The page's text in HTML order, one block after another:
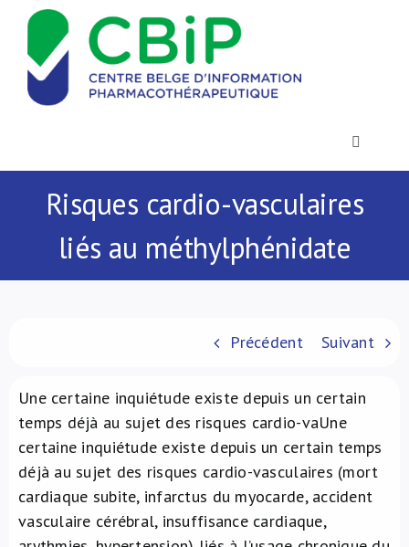
Passer
contenu
Toggle
Actualités
Publications
À propos de nous
NL
Risques cardio-vasculaires
liés au méthylphénidate
Précédent Suivant
Une certaine inquiétude existe depuis un certain
temps déjà au sujet des risques cardio-vaUne
certaine inquiétude existe depuis un certain temps
déjà au sujet des risques cardio-vasculaires (mort
cardiaque subite, infarctus du myocarde, accident
vasculaire cérébral, insuffisance cardiaque,